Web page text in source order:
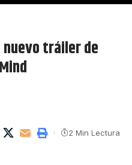
nuevo tráiler de
2 Min Lectura